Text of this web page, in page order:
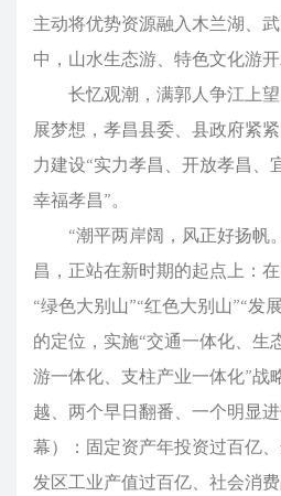
主动将优势资源融入木兰湖、
中，山水生态游、特色文化游开
长忆观潮，满郭人争江上望
展梦想，孝昌县委、县政府紧
力建设“实力孝昌、开放孝昌、
幸福孝昌”。
“潮平两岸阔，风正好扬帆
昌，正站在新时期的起点上：
“绿色大别山”“红色大别山”“发
的定位，实施“交通一体化、生
游一体化、支柱产业一体化”战
越、两个早日翻番、一个明显
幕）：固定资产年投资过百亿
发区工业产值过百亿、社会消